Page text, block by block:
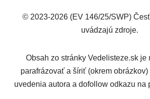
© 2023-2026 (EV 146/25/SWP)
uvádzajú zdroje.
Obsah zo stránky Vedelisteze.sk je
parafrázovať a šíriť (okrem
uvedenia autora a dofollow odkazu na